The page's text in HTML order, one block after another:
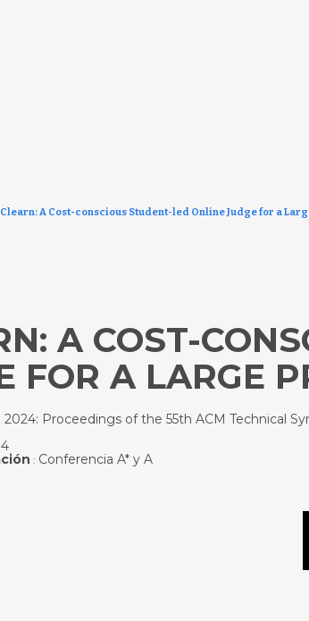
Clearn: A Cost-conscious Student-led Online Judge for a
A COST-
FOR A LARGE
2024: Proceedings of the 55th ACM Technical
: Conferencia A* y A